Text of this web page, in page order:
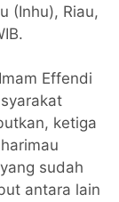
(Inhu), Riau,
Effendi
ketiga
sudah
antara lain